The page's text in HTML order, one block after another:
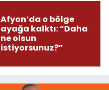
Afyon’da o bölge
ayağa kalktı: “Daha
ne olsun
istiyorsunuz?”